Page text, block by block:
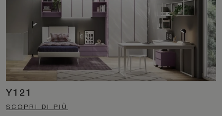
Y121
SCOPRI DI PIÙ